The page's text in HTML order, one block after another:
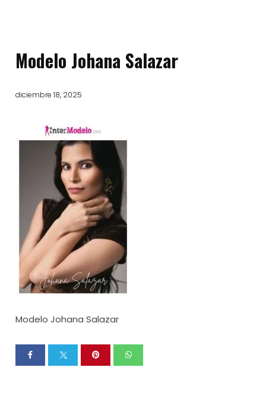
Modelo Johana Salazar
diciembre 18, 2025
Modelo Johana Salazar